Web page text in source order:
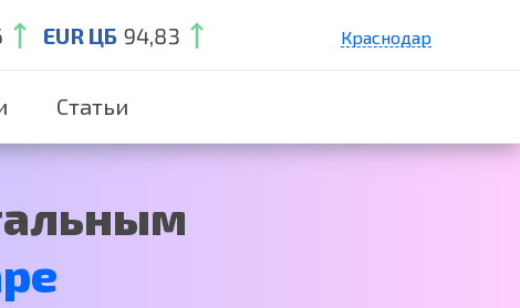
EUR ЦБ 94,83 Краснодар
Нижний Новгород
Статьи